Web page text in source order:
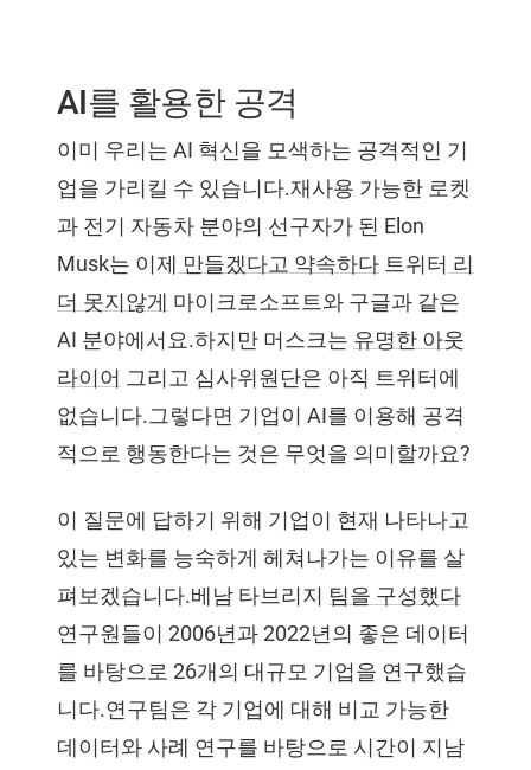
AI를 활용한 공격
이미 우리는 AI 혁신을 모색하는 공격적인 기
업을 가리킬 수 있습니다.재사용 가능한 로켓
과 전기 자동차 분야의 선구자가 된 Elon
Musk는 이제 만들겠다고 약속하다 트위터 리
더 못지않게 마이크로소프트와 구글과 같은
AI 분야에서요.하지만 머스크는 유명한 아웃
라이어 그리고 심사위원단은 아직 트위터에
없습니다.그렇다면 기업이 AI를 이용해 공격
적으로 행동한다는 것은 무엇을 의미할까요?
이 질문에 답하기 위해 기업이 현재 나타나고
있는 변화를 능숙하게 헤쳐나가는 이유를 살
펴보겠습니다.베남 타브리지 팀을 구성했다
연구원들이 2006년과 2022년의 좋은 데이터
를 바탕으로 26개의 대규모 기업을 연구했습
니다.연구팀은 각 기업에 대해 비교 가능한
데이터와 사례 연구를 바탕으로 시간이 지남